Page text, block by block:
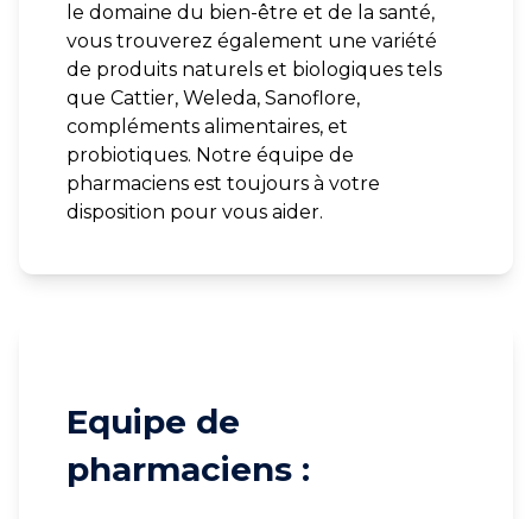
le domaine du bien-être et de la santé,
vous trouverez également une variété
de produits naturels et biologiques tels
que Cattier, Weleda, Sanoflore,
compléments alimentaires, et
probiotiques. Notre équipe de
pharmaciens est toujours à votre
disposition pour vous aider.
Equipe de
pharmaciens :